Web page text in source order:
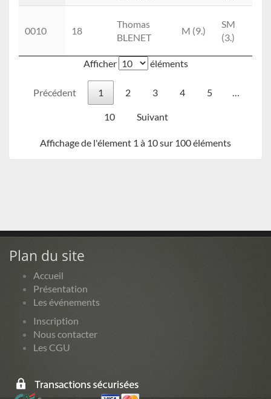
0010 18
Thomas
BLENET
M (9.)
SM
(3.)
Afficher
éléments
Précédent 1 2 3 4 5 …
10 Suivant
Affichage de l'élement 1 à 10 sur 100 éléments
Plan du site
Accueil
Présentation
Les événements
Inscription
Nous contacter
Les CGU